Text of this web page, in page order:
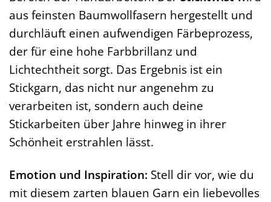
aus feinsten Baumwollfasern hergestellt und
durchläuft einen aufwendigen Färbeprozess,
der für eine hohe Farbbrillanz und
Lichtechtheit sorgt. Das Ergebnis ist ein
Stickgarn, das nicht nur angenehm zu
verarbeiten ist, sondern auch deine
Stickarbeiten über Jahre hinweg in ihrer
Schönheit erstrahlen lässt.
Emotion und Inspiration: Stell dir vor, wie du
mit diesem zarten blauen Garn ein liebevolles